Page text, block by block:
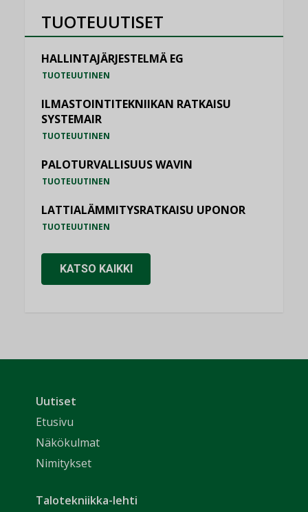
TUOTEUUTISET
HALLINTAJÄRJESTELMÄ EG
TUOTEUUTINEN
ILMASTOINTITEKNIIKAN RATKAISU
SYSTEMAIR
TUOTEUUTINEN
PALOTURVALLISUUS WAVIN
TUOTEUUTINEN
LATTIALÄMMITYSRATKAISU UPONOR
TUOTEUUTINEN
KATSO KAIKKI
Uutiset
Etusivu
Näkökulmat
Nimitykset
Talotekniikka-lehti